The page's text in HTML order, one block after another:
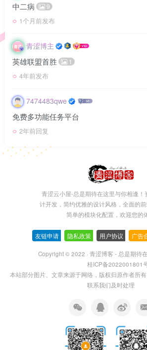
中二病 9
1个月前发布
青涩博主
英雄联盟首胜 1
4年前发布
7474483qwe
免费多功能任务平台
2年前回复
青涩云小屋-总是期待在这里与你相逢！
计开发，简约优雅的设计风格，全面的前
简单的模块化配置，欢迎您的
友链申请 隐私政策 用户协议 广告
Copyright © 2022 · 青涩博客 - 总是期待
桂ICP备2022001801
本站部分图片、文章来源于网络，版权归原作者所
联系我们及时处理